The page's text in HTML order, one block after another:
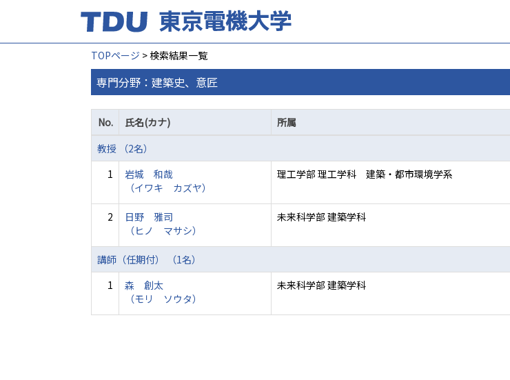
TOPページ > 検索結果一覧
専門分野：建築史、意匠
No. 氏名(カナ) 所属
教授 （2名）
1
岩城 和哉
（イワキ カズヤ）
理工学部 理工学科 建築・都市環境学系
2
日野 雅司
（ヒノ マサシ）
未来科学部 建築学科
講師（任期付） （1名）
1
森 創太
（モリ ソウタ）
未来科学部 建築学科